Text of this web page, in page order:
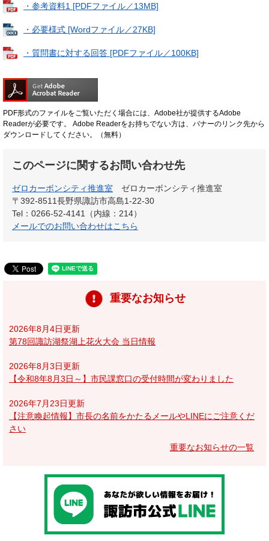
・参考資料1 [PDFファイル／13MB]
・必要様式 [Wordファイル／27KB]
・質問書に対する回答 [PDFファイル／100KB]
PDF形式のファイルをご覧いただく場合には、Adobe社が提供するAdobe
Readerが必要です。
Adobe Readerをお持ちでない方は、バナーのリンク先から
ダウンロードしてください。（無料）
このページに関するお問い合わせ先
ゼロカーボンシティ推進室
ゼロカーボンシティ推進室
〒392-8511長野県諏訪市高島1-22-30
Tel：0266-52-4141（内線：214）
メールでのお問い合わせはこちら
重要なお知らせ
2026年8月4日更新
第78回諏訪湖祭湖上花火大会 当日情報
2026年8月3日更新
【令和8年8月3日～】市民課窓口の受付時間が変わりました
2026年7月23日更新
【注意喚起情報】市長の名前をかたるメールやLINEにご注意くだ
さい
重要なお知らせの一覧